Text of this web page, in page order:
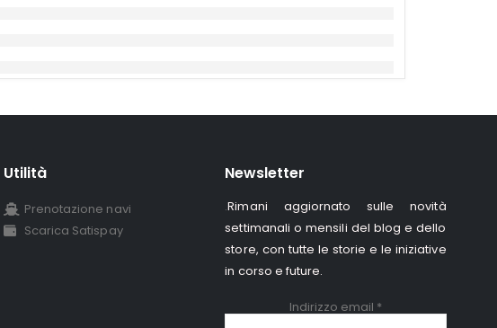
Utilità
Prenotazione navi
Scarica Satispay
Newsletter
.Rimani aggiornato sulle novità
settimanali o mensili del blog e dello
store, con tutte le storie e le iniziative
in corso e future.
Indirizzo email *